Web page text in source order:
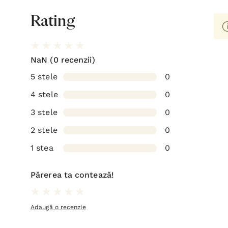
Rating
NaN (0 recenzii)
5 stele
0
4 stele
0
3 stele
0
2 stele
0
1 stea
0
Părerea ta contează!
Adaugă o recenzie